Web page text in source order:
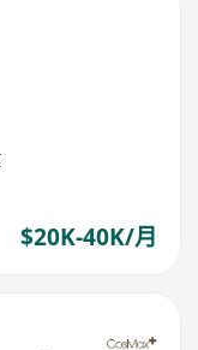
$20K-40K/月